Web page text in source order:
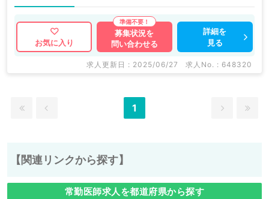
お気に入り
募集状況を
問い合わせる
詳細を
見る
求人更新日 : 2025/06/27 求人No. : 648320
1
【関連リンクから探す】
常勤医師求人を都道府県から探す